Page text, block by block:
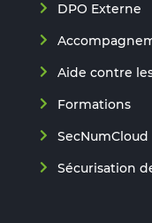
DPO Externe
Aide contre
Formations
SecNumCloud
Sécurisation